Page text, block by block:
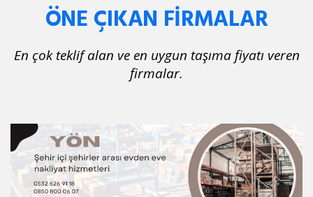
ÖNE ÇIKAN FİRMALAR
En çok teklif alan ve en uygun taşıma fiyatı veren
firmalar.